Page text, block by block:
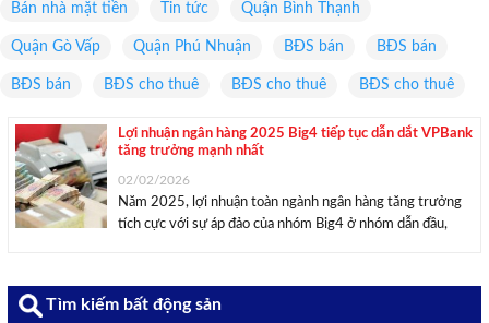
Bán nhà mặt tiền Tin tức Quận Bình Thạnh
Quận Gò Vấp Quận Phú Nhuận BĐS bán BĐS bán
BĐS bán BĐS cho thuê BĐS cho thuê BĐS cho thuê
Lợi nhuận ngân hàng 2025 Big4 tiếp tục dẫn dắt VPBank
tăng trưởng mạnh nhất
02/02/2026
Năm 2025, lợi nhuận toàn ngành ngân hàng tăng trưởng
tích cực với sự áp đảo của nhóm Big4 ở nhóm dẫn đầu,
tỷ ...
Tìm kiếm bất động sản